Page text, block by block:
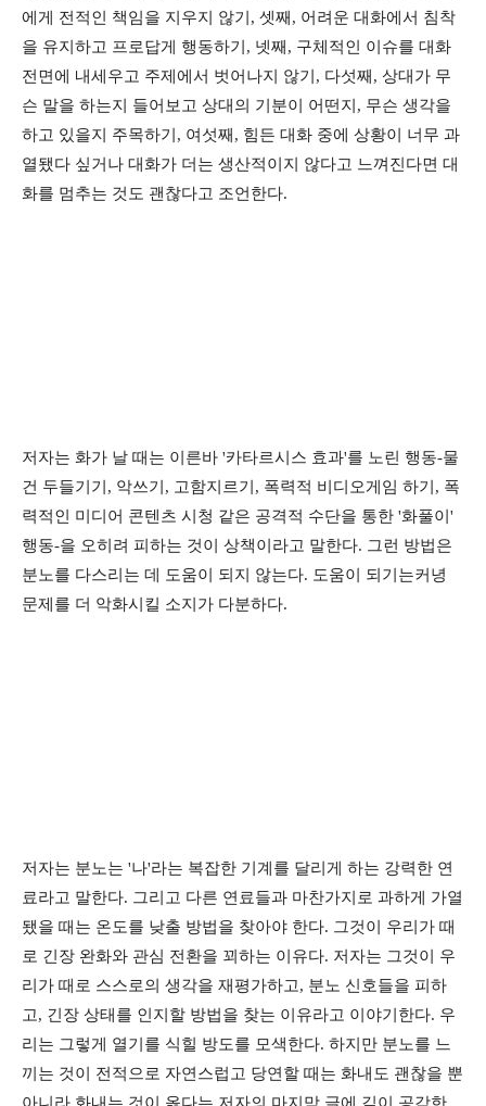
에게 전적인 책임을 지우지 않기, 셋째, 어려운 대화에서 침착
을 유지하고 프로답게 행동하기, 넷째, 구체적인 이슈를 대화
전면에 내세우고 주제에서 벗어나지 않기, 다섯째, 상대가 무
슨 말을 하는지 들어보고 상대의 기분이 어떤지, 무슨 생각을
하고 있을지 주목하기, 여섯째, 힘든 대화 중에 상황이 너무 과
열됐다 싶거나 대화가 더는 생산적이지 않다고 느껴진다면 대
화를 멈추는 것도 괜찮다고 조언한다.
저자는 화가 날 때는 이른바 '카타르시스 효과'를 노린 행동-물
건 두들기기, 악쓰기, 고함지르기, 폭력적 비디오게임 하기, 폭
력적인 미디어 콘텐츠 시청 같은 공격적 수단을 통한 '화풀이'
행동-을 오히려 피하는 것이 상책이라고 말한다. 그런 방법은
분노를 다스리는 데 도움이 되지 않는다. 도움이 되기는커녕
문제를 더 악화시킬 소지가 다분하다.
저자는 분노는 '나'라는 복잡한 기계를 달리게 하는 강력한 연
료라고 말한다. 그리고 다른 연료들과 마찬가지로 과하게 가열
됐을 때는 온도를 낮출 방법을 찾아야 한다. 그것이 우리가 때
로 긴장 완화와 관심 전환을 꾀하는 이유다. 저자는 그것이 우
리가 때로 스스로의 생각을 재평가하고, 분노 신호들을 피하
고, 긴장 상태를 인지할 방법을 찾는 이유라고 이야기한다. 우
리는 그렇게 열기를 식힐 방도를 모색한다. 하지만 분노를 느
끼는 것이 전적으로 자연스럽고 당연할 때는 화내도 괜찮을 뿐
아니라 화내는 것이 옳다는 저자의 마지막 글에 깊이 공감한